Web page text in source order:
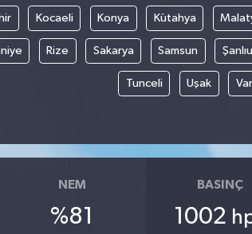
Kocaeli Konya Kütahya
Rize Sakarya Samsun
Tunceli Uşak
NEM
%81
BASINÇ
1002